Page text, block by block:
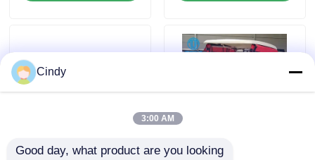
De Zijspiegels van de golfkar
Het Dashboard van de golfkar
Cindy
3:00 AM
Good day, what product are you looking